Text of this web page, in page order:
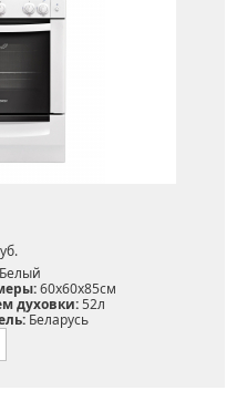
60х60х85см
духовки:52л
Беларусь